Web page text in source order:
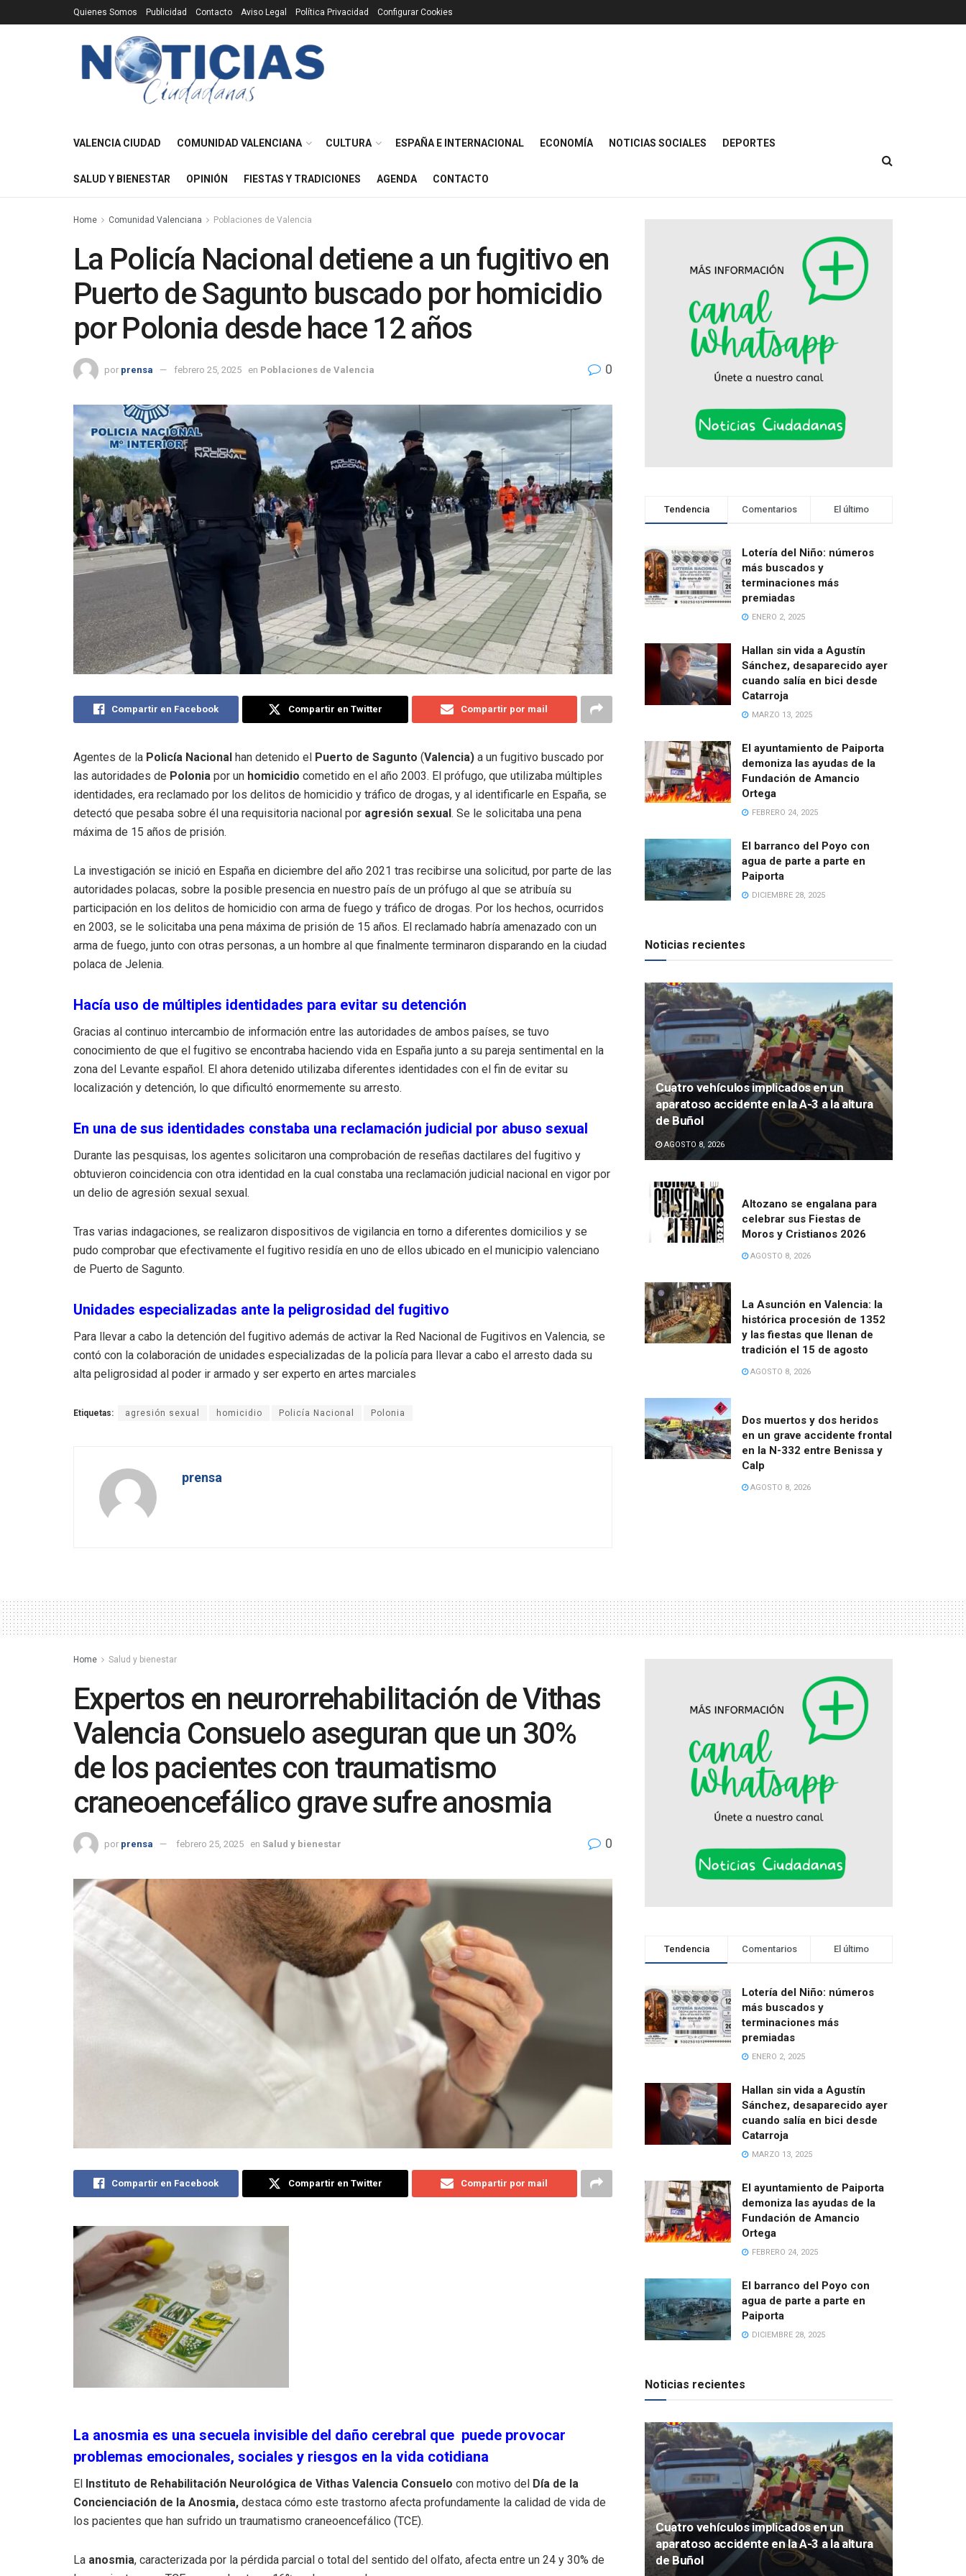
Quienes Somos Publicidad Contacto Aviso Legal Política Privacidad Configurar Cookies
VALENCIA CIUDAD COMUNIDAD VALENCIANA CULTURA ESPAÑA E INTERNACIONAL ECONOMÍA NOTICIAS SOCIALES DEPORTES
SALUD Y BIENESTAR OPINIÓN FIESTAS Y TRADICIONES AGENDA CONTACTO
Home Comunidad Valenciana Poblaciones de Valencia
La Policía Nacional detiene a un fugitivo en
Puerto de Sagunto buscado por homicidio
por Polonia desde hace 12 años
por prensa febrero 25, 2025 en Poblaciones de Valencia 0
Compartir en Facebook Compartir en Twitter Compartir por mail
Agentes de la Policía Nacional han detenido el Puerto de Sagunto (Valencia) a un fugitivo buscado por
las autoridades de Polonia por un homicidio cometido en el año 2003. El prófugo, que utilizaba múltiples
identidades, era reclamado por los delitos de homicidio y tráfico de drogas, y al identificarle en España, se
detectó que pesaba sobre él una requisitoria nacional por agresión sexual. Se le solicitaba una pena
máxima de 15 años de prisión.
La investigación se inició en España en diciembre del año 2021 tras recibirse una solicitud, por parte de las
autoridades polacas, sobre la posible presencia en nuestro país de un prófugo al que se atribuía su
participación en los delitos de homicidio con arma de fuego y tráfico de drogas. Por los hechos, ocurridos
en 2003, se le solicitaba una pena máxima de prisión de 15 años. El reclamado habría amenazado con un
arma de fuego, junto con otras personas, a un hombre al que finalmente terminaron disparando en la ciudad
polaca de Jelenia.
Hacía uso de múltiples identidades para evitar su detención
Gracias al continuo intercambio de información entre las autoridades de ambos países, se tuvo
conocimiento de que el fugitivo se encontraba haciendo vida en España junto a su pareja sentimental en la
zona del Levante español. El ahora detenido utilizaba diferentes identidades con el fin de evitar su
localización y detención, lo que dificultó enormemente su arresto.
En una de sus identidades constaba una reclamación judicial por abuso sexual
Durante las pesquisas, los agentes solicitaron una comprobación de reseñas dactilares del fugitivo y
obtuvieron coincidencia con otra identidad en la cual constaba una reclamación judicial nacional en vigor por
un delio de agresión sexual sexual.
Tras varias indagaciones, se realizaron dispositivos de vigilancia en torno a diferentes domicilios y se
pudo comprobar que efectivamente el fugitivo residía en uno de ellos ubicado en el municipio valenciano
de Puerto de Sagunto.
Unidades especializadas ante la peligrosidad del fugitivo
Para llevar a cabo la detención del fugitivo además de activar la Red Nacional de Fugitivos en Valencia, se
contó con la colaboración de unidades especializadas de la policía para llevar a cabo el arresto dada su
alta peligrosidad al poder ir armado y ser experto en artes marciales
Etiquetas: agresión sexual homicidio Policía Nacional Polonia
prensa
Tendencia Comentarios El último
Lotería del Niño: números
más buscados y
terminaciones más
premiadas
ENERO 2, 2025
Hallan sin vida a Agustín
Sánchez, desaparecido ayer
cuando salía en bici desde
Catarroja
MARZO 13, 2025
El ayuntamiento de Paiporta
demoniza las ayudas de la
Fundación de Amancio
Ortega
FEBRERO 24, 2025
El barranco del Poyo con
agua de parte a parte en
Paiporta
DICIEMBRE 28, 2025
Noticias recientes
Cuatro vehículos implicados en un
aparatoso accidente en la A-3 a la altura
de Buñol
AGOSTO 8, 2026
Altozano se engalana para
celebrar sus Fiestas de
Moros y Cristianos 2026
AGOSTO 8, 2026
La Asunción en Valencia: la
histórica procesión de 1352
y las fiestas que llenan de
tradición el 15 de agosto
AGOSTO 8, 2026
Dos muertos y dos heridos
en un grave accidente frontal
en la N-332 entre Benissa y
Calp
AGOSTO 8, 2026
Home Salud y bienestar
Expertos en neurorrehabilitación de Vithas
Valencia Consuelo aseguran que un 30%
de los pacientes con traumatismo
craneoencefálico grave sufre anosmia
por prensa febrero 25, 2025 en Salud y bienestar 0
Compartir en Facebook Compartir en Twitter Compartir por mail
La anosmia es una secuela invisible del daño cerebral que puede provocar
problemas emocionales, sociales y riesgos en la vida cotidiana
El Instituto de Rehabilitación Neurológica de Vithas Valencia Consuelo con motivo del
Día de la
Concienciación de la Anosmia, destaca cómo este trastorno afecta profundamente la calidad de vida de
los pacientes que han sufrido un traumatismo craneoencefálico (TCE).
La anosmia, caracterizada por la pérdida parcial o total del sentido del olfato, afecta entre un 24 y 30% de
Tendencia Comentarios El último
Lotería del Niño: números
más buscados y
terminaciones más
premiadas
ENERO 2, 2025
Hallan sin vida a Agustín
Sánchez, desaparecido ayer
cuando salía en bici desde
Catarroja
MARZO 13, 2025
El ayuntamiento de Paiporta
demoniza las ayudas de la
Fundación de Amancio
Ortega
FEBRERO 24, 2025
El barranco del Poyo con
agua de parte a parte en
Paiporta
DICIEMBRE 28, 2025
Noticias recientes
Cuatro vehículos implicados en un
aparatoso accidente en la A-3 a la altura
de Buñol